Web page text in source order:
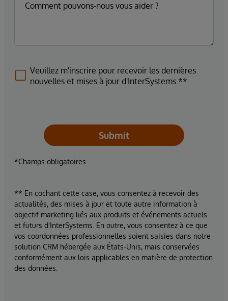
Veuillez m'inscrire pour recevoir les dernières
nouvelles et mises à jour d'InterSystems.**
Submit
*Champs obligatoires
** En cochant cette case, vous consentez à recevoir des
actualités, des mises à jour et toute autre information à
objectif marketing liés aux produits et événements actuels
et futurs d'InterSystems. En outre, vous consentez à ce que
vos coordonnées professionnelles soient saisies dans notre
solution CRM hébergée aux États-Unis, mais conservées
conformément aux lois applicables en matière de protection
des données.